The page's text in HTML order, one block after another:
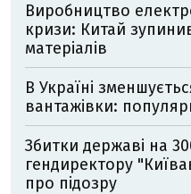
Виробництво
кризи: Китай
матеріалів
В Україні
вантажівки:
Збитки державі на
гендиректору
про підозру